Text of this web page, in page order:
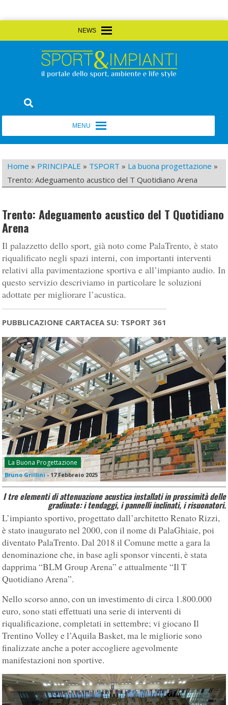
to
Sport&Impianti
Home » PRINCIPALE » TSPORT » La buona progettazione »
Trento: Adeguamento acustico del T Quotidiano Arena
Trento: Adeguamento acustico del T Quotidiano
Arena
Il palazzetto dello sport, già noto come PalaTrento, è stato
riqualificato negli spazi interni, con importanti interventi
relativi alla pavimentazione sportiva e all’impianto audio. In
questo servizio descriviamo in particolare le soluzioni
adottate per migliorare l’acustica.
PUBBLICAZIONE CARTACEA SU: TSPORT 361
La Buona Progettazione
Bruno Grillini -17 Febbraio 2025
I tre elementi di attenuazione acustica installati in prossimità delle
gradinate: i tendaggi, i pannelli inclinati, i risuonatori.
L’impianto sportivo, progettato dall’architetto Renato Rizzi,
è stato inaugurato nel 2000, con il nome di PalaGhiaie, poi
diventato PalaTrento. Dal 2018 il Comune mette a gara la
denominazione che, in base agli sponsor vincenti, è stata
dapprima “BLM Group Arena” e attualmente “Il T
Quotidiano Arena”.
Nello scorso anno, con un investimento di circa 1.800.000
euro, sono stati effettuati una serie di interventi di
riqualificazione, completati in settembre; vi giocano Il
Trentino Volley e l’Aquila Basket, ma le migliorie sono
finalizzate anche a poter accogliere agevolmente
manifestazioni non sportive.